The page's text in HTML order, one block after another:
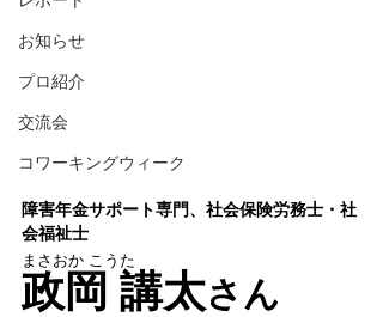
お知らせ
プロ紹介
交流会
コワーキングウィーク
障害年金サポート専門、社会保険労務士・社
会福祉士
まさおか こうた
政岡 講太さん